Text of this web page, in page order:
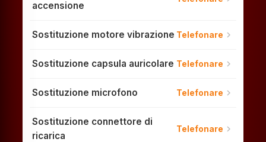
accensione
Sostituzione motore vibrazione Telefonare chevron_right
Sostituzione capsula auricolare Telefonare chevron_right
Sostituzione microfono Telefonare chevron_right
Sostituzione connettore di
ricarica
Telefonare chevron_right